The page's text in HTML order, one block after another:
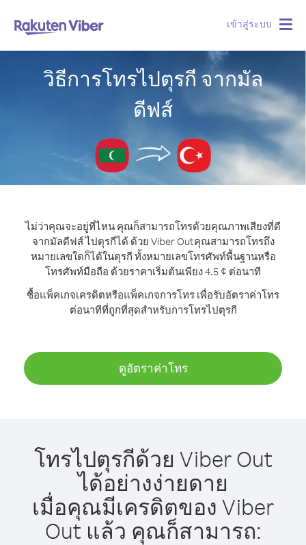
เข้าสู่ระบบ
วิธีการโทรไปตุรกี จากมัล
ดีฟส์
ไม่ว่าคุณจะอยู่ที่ไหน คุณก็สามารถโทรด้วยคุณภาพเสียงที่ดี
จากมัลดีฟส์ ไปตุรกีได้ ด้วย Viber Outคุณสามารถโทรถึง
หมายเลขใดก็ได้ในตุรกี ทั้งหมายเลขโทรศัพท์พื้นฐานหรือ
โทรศัพท์มือถือ ด้วยราคาเริ่มต้นเพียง 4.5 ¢ ต่อนาที
ซื้อแพ็คเกจเครดิตหรือแพ็คเกจการโทร เพื่อรับอัตราค่าโทร
ต่อนาทีที่ถูกที่สุดสำหรับการโทรไปตุรกี
ดูอัตราค่าโทร
โทรไปตุรกีด้วย Viber Out
ได้อย่างง่ายดาย
เมื่อคุณมีเครดิตของ Viber
Out แล้ว คุณก็สามารถ: